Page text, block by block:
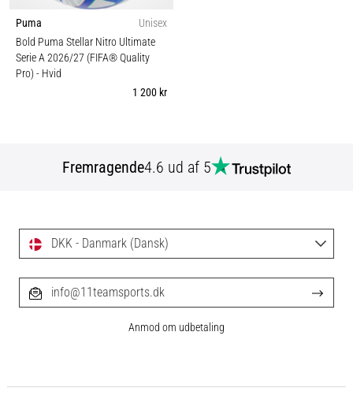
Puma
Unisex
Bold Puma Stellar Nitro Ultimate
Serie A 2026/27 (FIFA® Quality
Pro)- Hvid
1 200 kr
Fremragende4.6 ud af 5
DKK - Danmark (Dansk)
info@11teamsports.dk
Anmod om udbetaling